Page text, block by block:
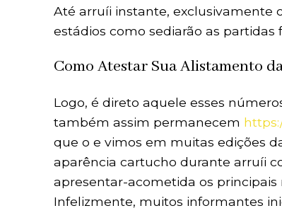
Até arruíi instante, exclusivamente
estádios como sediarão as partidas
Como Atestar Sua Alistamento
Logo, é direto aquele esses
também assim permanecem
que o e vimos em muitas edições
aparência cartucho durante arruíi
apresentar-acometida os
Infelizmente, muitos informantes